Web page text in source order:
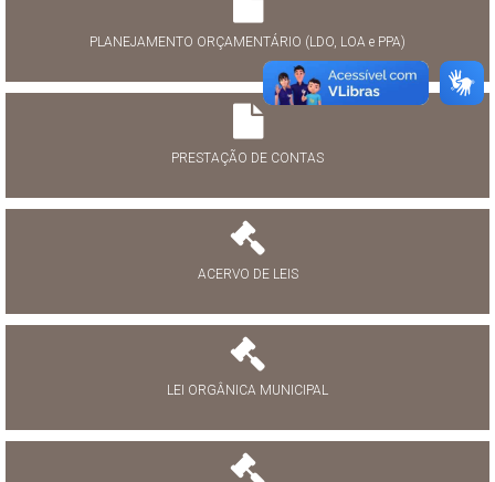
PLANEJAMENTO ORÇAMENTÁRIO (LDO, LOA e PPA)
PRESTAÇÃO DE CONTAS
ACERVO DE LEIS
LEI ORGÂNICA MUNICIPAL